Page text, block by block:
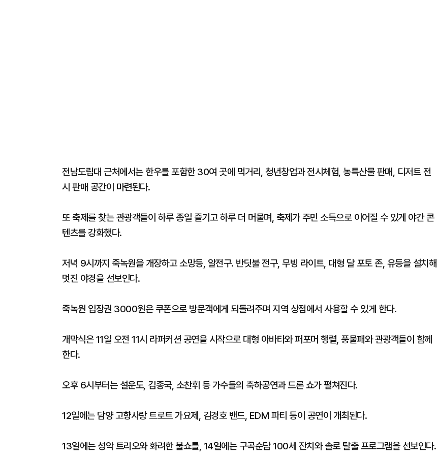
전남도립대 근처에서는 한우를 포함한 30여 곳에 먹거리, 청년창업과 전시체험, 농특산물 판매, 디저트 전
시 판매 공간이 마련된다.
또 축제를 찾는 관광객들이 하루 종일 즐기고 하루 더 머물며, 축제가 주민 소득으로 이어질 수 있게 야간 콘
텐츠를 강화했다.
저녁 9시까지 죽녹원을 개장하고 소망등, 알전구. 반딧불 전구, 무빙 라이트, 대형 달 포토 존, 유등을 설치해
멋진 야경을 선보인다.
죽녹원 입장권 3000원은 쿠폰으로 방문객에게 되돌려주며 지역 상점에서 사용할 수 있게 한다.
개막식은 11일 오전 11시 라퍼커션 공연을 시작으로 대형 아바타와 퍼포머 행렬, 풍물패와 관광객들이 함께
한다.
오후 6시부터는 설운도, 김종국, 소찬휘 등 가수들의 축하공연과 드론 쇼가 펼쳐진다.
12일에는 담양 고향사랑 트로트 가요제, 김경호 밴드, EDM 파티 등이 공연이 개최된다.
13일에는 성악 트리오와 화려한 불쇼를, 14일에는 구곡순담 100세 잔치와 솔로 탈출 프로그램을 선보인다.